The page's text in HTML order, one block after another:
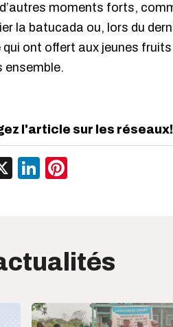
d’autres moments forts,
la batucada ou, lors du
qui ont offert aux jeunes
ensemble.
l'article sur les réseaux!
X LinkedIn